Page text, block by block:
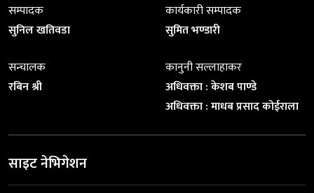
सम्पादक
सुनिल खतिवडा
कार्यकारी सम्पादक
सुमित भण्डारी
सन्चालक
रबिन श्री
कानुनी सल्लाहाकर
अधिवक्ता : केशब पाण्डे
अधिवक्ता : माधब प्रसाद कोईराला
साइट नेभिगेशन